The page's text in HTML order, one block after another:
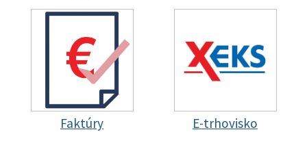
Faktúry E-trhovisko